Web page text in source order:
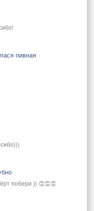
пивная
побери )) 👏👏👏